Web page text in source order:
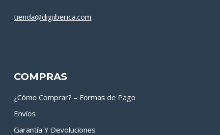
tienda@digiiberica.com
COMPRAS
¿Cómo Comprar? – Formas de Pago
Envíos
Garantía Y Devoluciones